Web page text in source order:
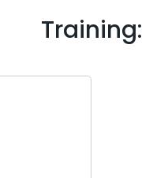
Training: